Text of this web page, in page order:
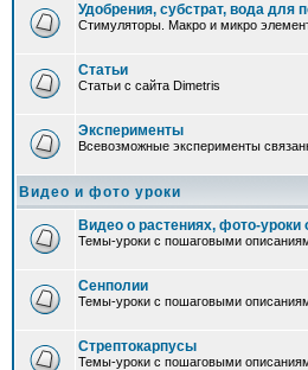
Удобрения, субстрат, вода для
Стимуляторы. Макро и микро
Статьи
Статьи с сайта Dimetris
Эксперименты
Всевозможные эксперименты
Видео и фото уроки
Видео о растениях, фото-уроки
Темы-уроки с пошаговыми
Сенполии
Темы-уроки с пошаговыми
Стрептокарпусы
Темы-уроки с пошаговыми